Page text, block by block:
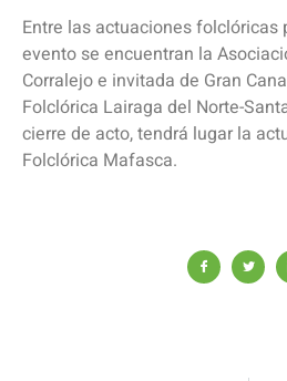
Entre las actuaciones folclóricas
evento se encuentran la
Corralejo e invitada de Gran
Folclórica Lairaga del Norte-
cierre de acto, tendrá lugar la
Folclórica Mafasca.